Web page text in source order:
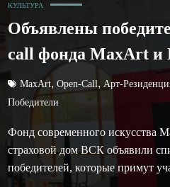
КУЛЬТУРА
Объявлены
call фонда MaxArt
MaxArt, Open-Call, Арт-
Победители
Фонд современного искусства
страховой дом ВСК объявили
победителей, которые примут